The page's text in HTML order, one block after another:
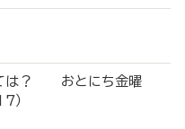
ては？ おとにち金曜
）